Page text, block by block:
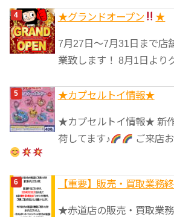
★グランドオープン ★
7月27日〜7月31日まで店
業致します！ 8月1日より
★カプセルトイ情報★
★カプセルトイ情報★ 新
荷してます♪
ご来店
【重要】販売・買取業務
★赤道店の販売・買取業